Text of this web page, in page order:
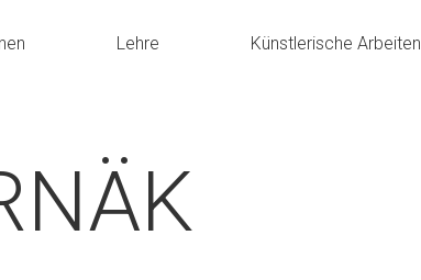
Lehre Künstlerische Arbeiten